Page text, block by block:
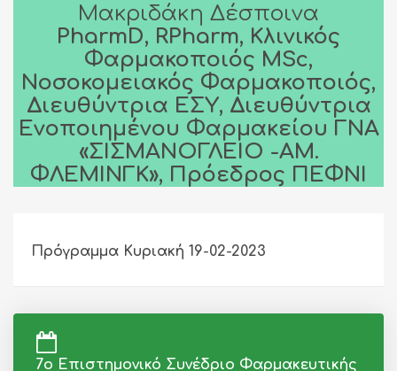
Μακριδάκη Δέσποινα
PharmD, RPharm, Κλινικός
Φαρμακοποιός MSc,
Νοσοκομειακός Φαρμακοποιός,
Διευθύντρια ΕΣΥ, Διευθύντρια
Ενοποιημένου Φαρμακείου ΓΝΑ
«ΣΙΣΜΑΝΟΓΛΕΙΟ -ΑΜ.
ΦΛΕΜΙΝΓΚ», Πρόεδρος ΠΕΦΝΙ
Πρόγραμμα Κυριακή 19-02-2023
7ο Επιστημονικό Συνέδριο Φαρμακευτικής